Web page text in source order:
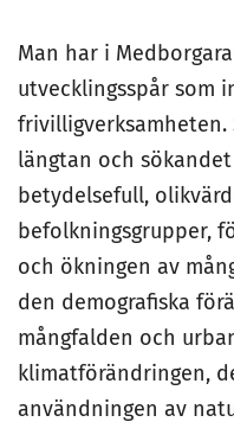
Man har i
utvecklingsspår som
längtan och
betydelsefull,
befolkningsgrupper,
och ökningen av
den demografiska
mångfalden och
klimatförändringen,
användningen av